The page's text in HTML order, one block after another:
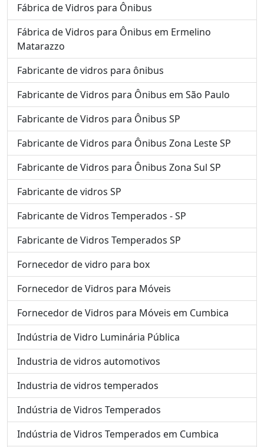
Fábrica de Vidros para Ônibus
Fábrica de Vidros para Ônibus em Ermelino
Matarazzo
Fabricante de vidros para ônibus
Fabricante de Vidros para Ônibus em São Paulo
Fabricante de Vidros para Ônibus SP
Fabricante de Vidros para Ônibus Zona Leste SP
Fabricante de Vidros para Ônibus Zona Sul SP
Fabricante de vidros SP
Fabricante de Vidros Temperados - SP
Fabricante de Vidros Temperados SP
Fornecedor de vidro para box
Fornecedor de Vidros para Móveis
Fornecedor de Vidros para Móveis em Cumbica
Indústria de Vidro Luminária Pública
Industria de vidros automotivos
Industria de vidros temperados
Indústria de Vidros Temperados
Indústria de Vidros Temperados em Cumbica